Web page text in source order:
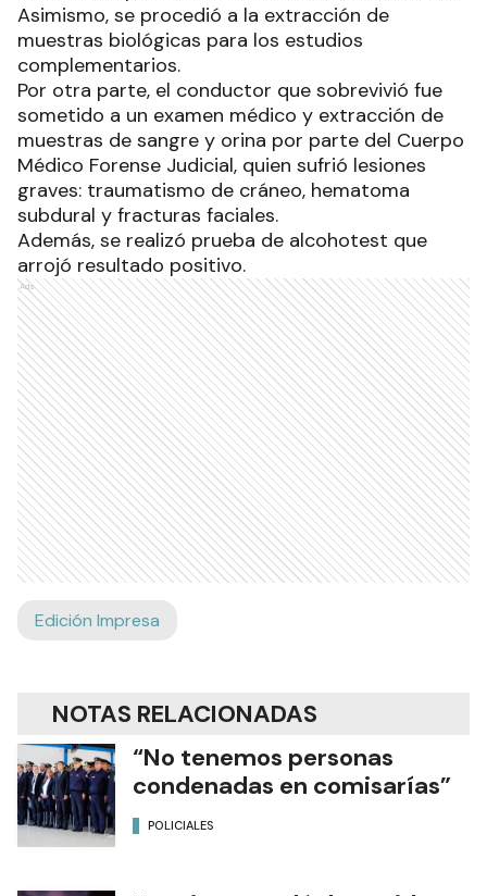
Asimismo, se procedió a la extracción de
muestras biológicas para los estudios
complementarios.
Por otra parte, el conductor que sobrevivió fue
sometido a un examen médico y extracción de
muestras de sangre y orina por parte del Cuerpo
Médico Forense Judicial, quien sufrió lesiones
graves: traumatismo de cráneo, hematoma
subdural y fracturas faciales.
Además, se realizó prueba de alcohotest que
arrojó resultado positivo.
Ads
Edición Impresa
NOTAS RELACIONADAS
“No tenemos personas
condenadas en comisarías”
POLICIALES